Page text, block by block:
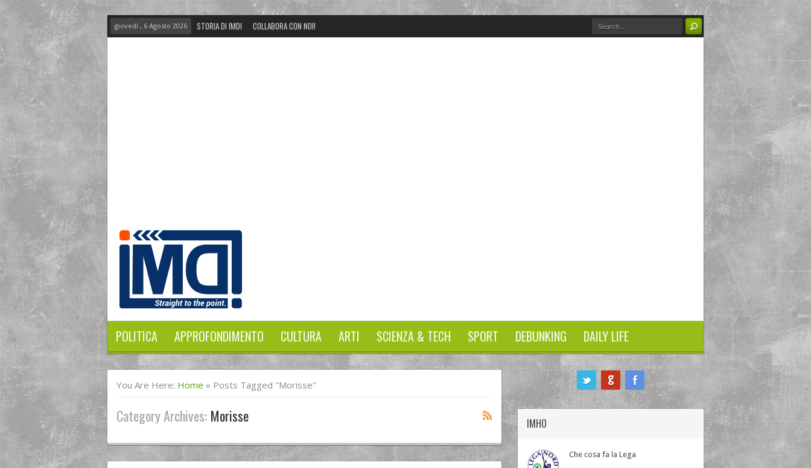
giovedì , 6 Agosto 2026 STORIA DI IMDI COLLABORA CON NOI!
POLITICA APPROFONDIMENTO CULTURA ARTI SCIENZA & TECH SPORT DEBUNKING DAILY LIFE
You Are Here: Home » Posts Tagged "morisse"
Category Archives: Morisse IMHO
Che cosa fa la Lega